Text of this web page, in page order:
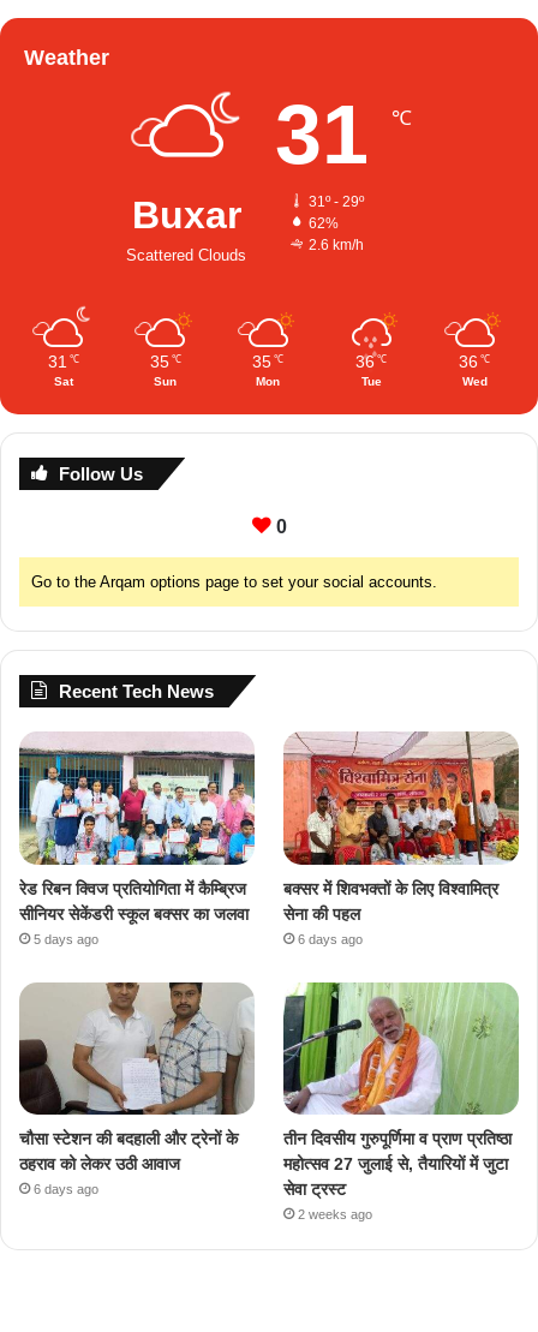
Weather
Buxar
Scattered Clouds
31 ℃
31º - 29º
62%
2.6 km/h
31 ℃
Sat
35 ℃
Sun
35 ℃
Mon
36 ℃
Tue
36 ℃
Wed
Follow Us
0
Go to the Arqam options page to set your social accounts.
Recent Tech News
रेड रिबन क्विज प्रतियोगिता में कैम्ब्रिज
सीनियर सेकेंडरी स्कूल बक्सर का जलवा
5 days ago
बक्सर में शिवभक्तों के लिए विश्वामित्र
सेना की पहल
6 days ago
चौसा स्टेशन की बदहाली और ट्रेनों के
ठहराव को लेकर उठी आवाज
6 days ago
तीन दिवसीय गुरुपूर्णिमा व प्राण प्रतिष्ठा
महोत्सव 27 जुलाई से, तैयारियों में जुटा
सेवा ट्रस्ट
2 weeks ago